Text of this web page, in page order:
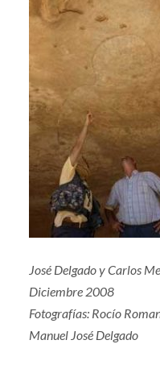
José Delgado y Carlos
Diciembre 2008
Fotografías: Rocío
Manuel José Delgado